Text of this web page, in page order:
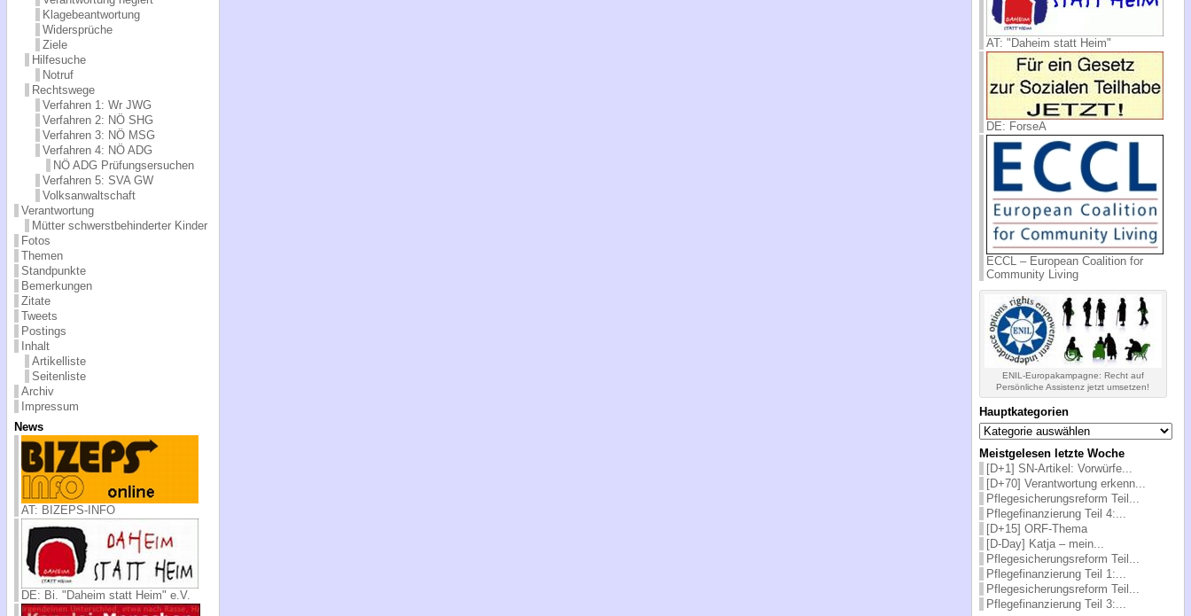
Klagebeantwortung
Widersprüche
Ziele
Hilfesuche
Notruf
Rechtswege
Verfahren 1: Wr JWG
Verfahren 2: NÖ SHG
Verfahren 3: NÖ MSG
Verfahren 4: NÖ ADG
NÖ ADG Prüfungsersuchen
Verfahren 5: SVA GW
Volksanwaltschaft
Verantwortung
Mütter schwerstbehinderter Kinder
Fotos
Themen
Standpunkte
Bemerkungen
Zitate
Tweets
Postings
Inhalt
Artikelliste
Seitenliste
Archiv
Impressum
News
AT: BIZEPS-INFO
DE: Bi. "Daheim statt Heim" e.V.
AT: "Daheim statt Heim"
DE: ForseA
ECCL – European Coalition for
Community Living
ENIL-Europakampagne: Recht auf
Persönliche Assistenz jetzt umsetzen!
Hauptkategorien
Hauptkategorien
Meistgelesen letzte Woche
[D+1] SN-Artikel: Vorwürfe...
[D+70] Verantwortung erkenn...
Pflegesicherungsreform Teil...
Pflegefinanzierung Teil 4:...
[D+15] ORF-Thema
[D-Day] Katja – mein...
Pflegesicherungsreform Teil...
Pflegefinanzierung Teil 1:...
Pflegesicherungsreform Teil...
Pflegefinanzierung Teil 3:...